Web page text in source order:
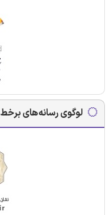
لوگوی رسانه‌های برخط